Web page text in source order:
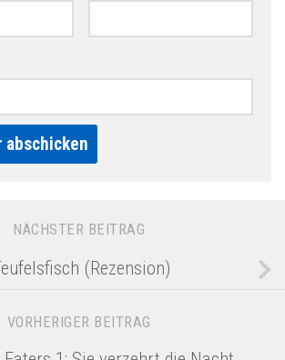
NÄCHSTER BEITRAG
(Rezension)
VORHERIGER BEITRAG